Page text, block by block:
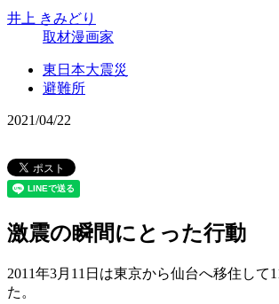
井上 きみどり
取材漫画家
東日本大震災
避難所
2021/04/22
激震の瞬間にとった行動
2011年3月11日は東京から仙台へ移住して
た。